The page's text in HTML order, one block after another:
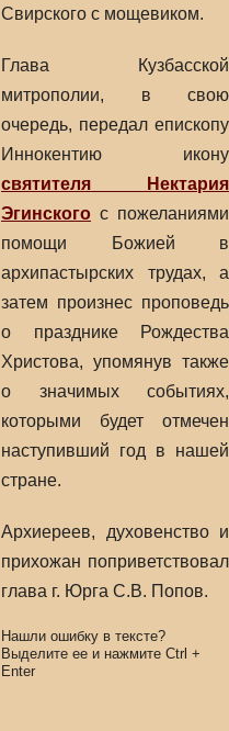
Свирского с мощевиком.
Глава Кузбасской
митрополии, в свою
очередь, передал епископу
Иннокентию икону
святителя Нектария
Эгинского с пожеланиями
помощи Божией в
архипастырских трудах, а
затем произнес проповедь
о празднике Рождества
Христова, упомянув также
о значимых событиях,
которыми будет отмечен
наступивший год в нашей
стране.
Архиереев, духовенство и
прихожан поприветствовал
глава г. Юрга С.В. Попов.
Нашли ошибку в тексте?
Выделите ее и нажмите Ctrl +
Enter